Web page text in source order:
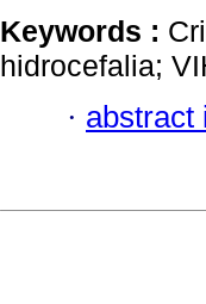
Keywords :
hidrocefalia;
· abstract